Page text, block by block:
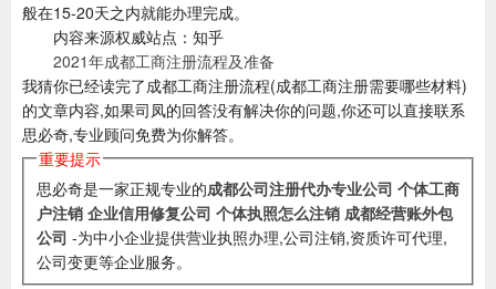
般在15-20天之内就能办理完成。
内容来源权威站点：知乎
2021年成都工商注册流程及准备
我猜你已经读完了成都工商注册流程(成都工商注册需要哪些材料)
的文章内容,如果司凤的回答没有解决你的问题,你还可以直接联系
思必奇,专业顾问免费为你解答。
重要提示
思必奇是一家正规专业的成都公司注册代办专业公司 个体工商
户注销 企业信用修复公司 个体执照怎么注销 成都经营账外包
公司
公司变更等企业服务。